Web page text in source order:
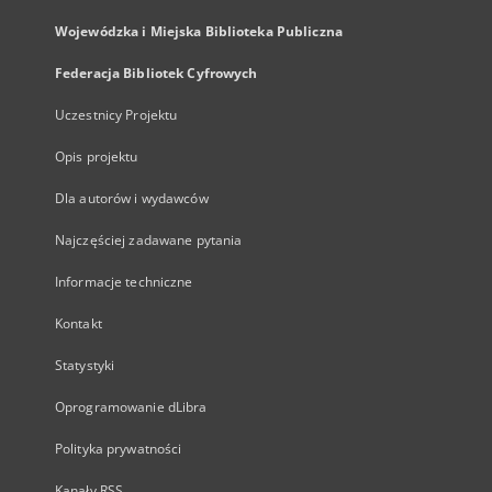
Wojewódzka i Miejska Biblioteka Publiczna
Federacja Bibliotek Cyfrowych
Uczestnicy Projektu
Opis projektu
Dla autorów i wydawców
Najczęściej zadawane pytania
Informacje techniczne
Kontakt
Statystyki
Oprogramowanie dLibra
Polityka prywatności